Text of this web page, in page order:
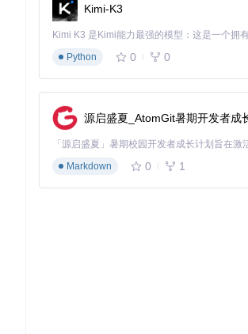
左侧区域：点击翻到上一页
右侧区域
顶部区域：唤出顶部菜单（目录、书签
底部区域 ：唤出阅读设置面板
💡 ：在阅读设置中启用"快速翻
个性化配置方案：打造专属阅读
视觉体验定制：从字体到背景的全面调校
KOReader提供了精细的视觉调节选项，
Kimi-K3
Python
0 0
源启盛夏_AtomGit暑期开发者成
Markdown
0 1